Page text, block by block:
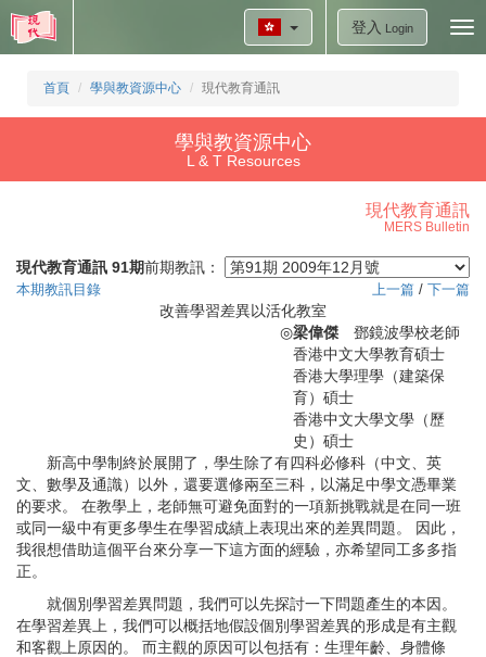
登入 Login
首頁 學與教資源中心 現代教育通訊
學與教資源中心
L & T Resources
現代教育通訊
MERS Bulletin
現代教育通訊 91期前期教訊：
本期教訊目錄 上一篇 / 下一篇
改善學習差異以活化教室
◎梁偉傑 鄧鏡波學校老師
香港中文大學教育碩士
香港大學理學（建築保
育）碩士
香港中文大學文學（歷
史）碩士
新高中學制終於展開了，學生除了有四科必修科（中文、英
文、數學及通識）以外，還要選修兩至三科，以滿足中學文憑畢業
的要求。 在教學上，老師無可避免面對的一項新挑戰就是在同一班
或同一級中有更多學生在學習成績上表現出來的差異問題。 因此，
我很想借助這個平台來分享一下這方面的經驗，亦希望同工多多指
正。
就個別學習差異問題，我們可以先探討一下問題產生的本因。
在學習差異上，我們可以概括地假設個別學習差異的形成是有主觀
和客觀上原因的。 而主觀的原因可以包括有：生理年齡、身體條